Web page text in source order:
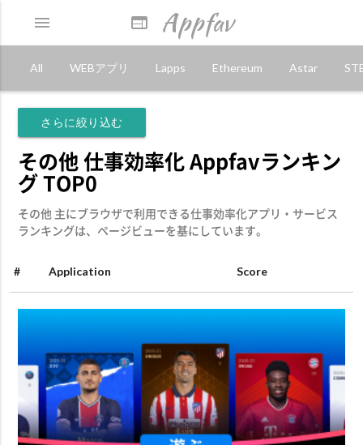
web Appfav
menu
All WEBアプリ Lapps Ethereum Astar
さらに絞り込む
その他 仕事効率化 Appfavランキン
グ TOP0
その他 主にブラウザで利用できる仕事効率化アプリ・サービス
ランキングは、ページビューを基にしています。
# Application Score